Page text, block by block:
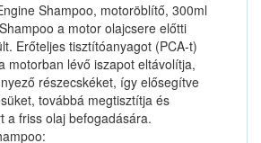
Shampoo, motoröblítő, 300ml
a motor olajcsere előtti
Erőteljes tisztítóanyagot (PCA-t)
motorban lévő iszapot eltávolítja,
részecskéket, így elősegítve
továbbá megtisztítja és
a friss olaj befogadására.